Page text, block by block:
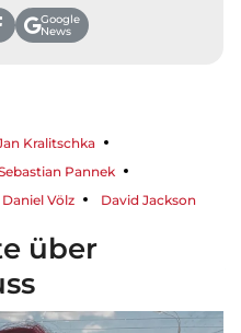
Google
News
Kralitschka
Pannek
Daniel Völz David Jackson
über